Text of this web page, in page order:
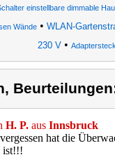
einstellbare dimmable
Wände• WLAN-
230 V•
H. P. aus Innsbruck
hat die
ist!!!